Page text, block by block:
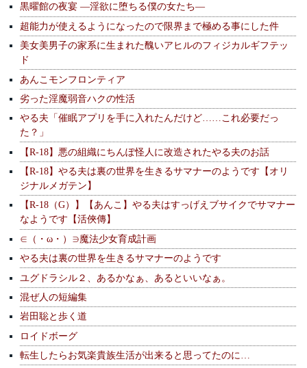
黒曜館の夜宴 —淫欲に堕ちる僕の女たち—
超能力が使えるようになったので限界まで極める事にした件
美女美男子の家系に生まれた醜いアヒルのフィジカルギフテッ
ド
あんこモンフロンティア
劣った淫魔弱音ハクの性活
やる夫「催眠アプリを手に入れたんだけど……これ必要だっ
た？」
【R-18】悪の組織にちんぽ怪人に改造されたやる夫のお話
【R-18】やる夫は裏の世界を生きるサマナーのようです【オリ
ジナルメガテン】
【R-18（G）】【あんこ】やる夫はすっげえブサイクでサマナー
なようです【活俠傳】
∈（・ω・）∋魔法少女育成計画
やる夫は裏の世界を生きるサマナーのようです
ユグドラシル２、あるかなぁ、あるといいなぁ。
混ぜ人の短編集
岩田聡と歩く道
ロイドボーグ
転生したらお気楽貴族生活が出来ると思ってたのに…